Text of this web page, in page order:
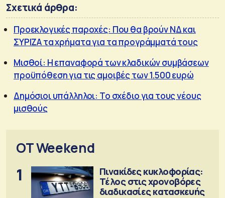
Σχετικά άρθρα:
Προεκλογικές παροχές: Που θα βρούν ΝΔ και
ΣΥΡΙΖΑ τα χρήματα για τα προγράμματά τους
Μισθοί: Η επαναφορά των κλαδικών συμβάσεων
προϋπόθεση για τις αμοιβές των 1.500 ευρώ
Δημόσιοι υπάλληλοι: Το σχέδιο για τους νέους
μισθούς
OT Weekend
1
Πινακίδες κυκλοφορίας:
Τέλος στις χρονοβόρες
διαδικασίες κατασκευής